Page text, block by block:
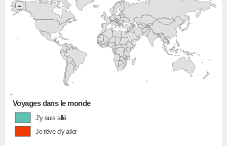
•
−
Voyages dans le monde
J'y suis allé
Je rêve d'y aller